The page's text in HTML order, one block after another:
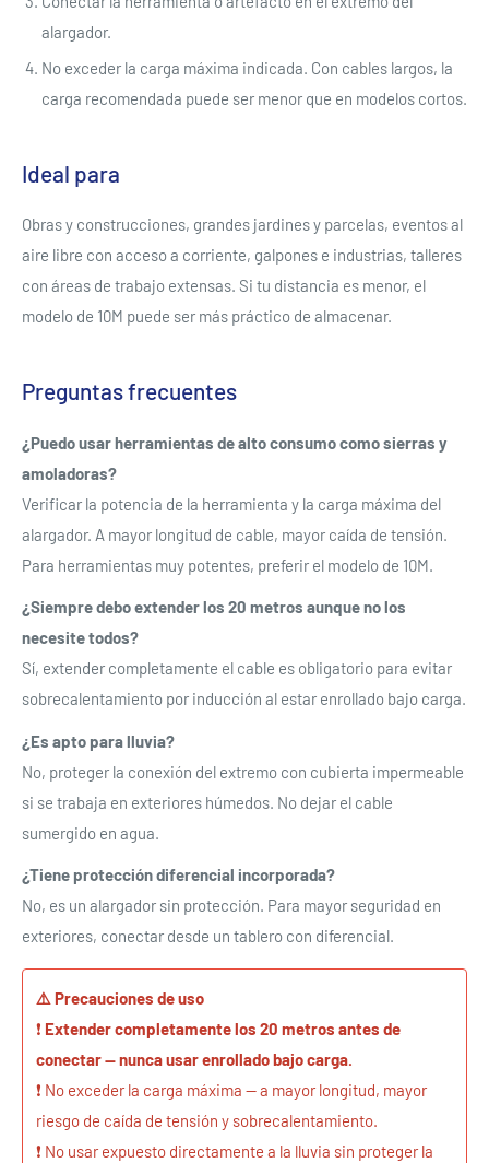
alargador.
No exceder la carga máxima indicada. Con cables largos, la
carga recomendada puede ser menor que en modelos cortos.
Ideal para
Obras y construcciones, grandes jardines y parcelas, eventos al
aire libre con acceso a corriente, galpones e industrias, talleres
con áreas de trabajo extensas. Si tu distancia es menor, el
modelo de 10M puede ser más práctico de almacenar.
Preguntas frecuentes
¿Puedo usar herramientas de alto consumo como sierras y
amoladoras?
Verificar la potencia de la herramienta y la carga máxima del
alargador. A mayor longitud de cable, mayor caída de tensión.
Para herramientas muy potentes, preferir el modelo de 10M.
¿Siempre debo extender los 20 metros aunque no los
necesite todos?
Sí, extender completamente el cable es obligatorio para evitar
sobrecalentamiento por inducción al estar enrollado bajo carga.
¿Es apto para lluvia?
No, proteger la conexión del extremo con cubierta impermeable
si se trabaja en exteriores húmedos. No dejar el cable
sumergido en agua.
¿Tiene protección diferencial incorporada?
No, es un alargador sin protección. Para mayor seguridad en
exteriores, conectar desde un tablero con diferencial.
⚠️ Precauciones de uso
❗ Extender completamente los 20 metros antes de
conectar — nunca usar enrollado bajo carga.
❗ No exceder la carga máxima — a mayor longitud, mayor
riesgo de caída de tensión y sobrecalentamiento.
❗ No usar expuesto directamente a la lluvia sin proteger la
lista de deseos y ver los artículos guardados
anteriormente.